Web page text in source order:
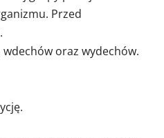
Przed
oraz wydechów.